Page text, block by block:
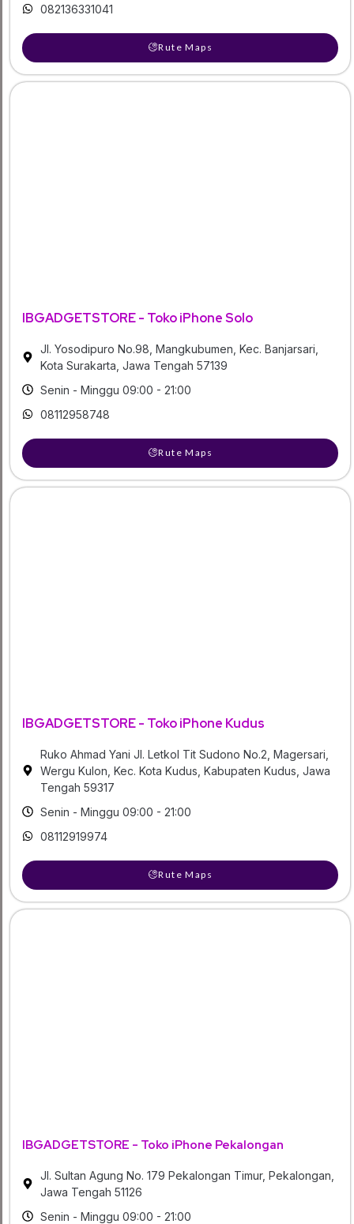
082136331041
Rute Maps
IBGADGETSTORE - Toko iPhone Solo
Jl. Yosodipuro No.98, Mangkubumen, Kec. Banjarsari,
Kota Surakarta, Jawa Tengah 57139
Senin - Minggu 09:00 - 21:00
08112958748
Rute Maps
IBGADGETSTORE - Toko iPhone Kudus
Ruko Ahmad Yani Jl. Letkol Tit Sudono No.2, Magersari,
Wergu Kulon, Kec. Kota Kudus, Kabupaten Kudus, Jawa
Tengah 59317
Senin - Minggu 09:00 - 21:00
08112919974
Rute Maps
IBGADGETSTORE - Toko iPhone Pekalongan
Jl. Sultan Agung No. 179 Pekalongan Timur, Pekalongan,
Jawa Tengah 51126
Senin - Minggu 09:00 - 21:00